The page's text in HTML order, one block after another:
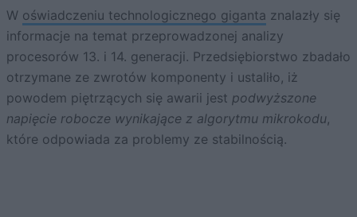
W oświadczeniu technologicznego giganta znalazły się
informacje na temat przeprowadzonej analizy
procesorów 13. i 14. generacji. Przedsiębiorstwo zbadało
otrzymane ze zwrotów komponenty i ustaliło, iż
powodem piętrzących się awarii jest podwyższone
napięcie robocze wynikające z algorytmu mikrokodu,
które odpowiada za problemy ze stabilnością.